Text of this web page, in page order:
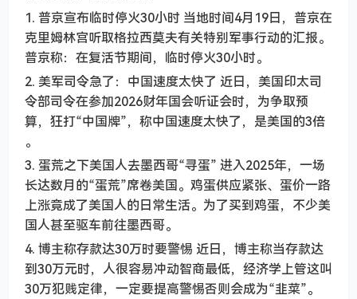
1. 普京宣布临时停火30小时 当地时间4月19日，普京在
克里姆林宫听取格拉西莫夫有关特别军事行动的汇报。
普京称：在复活节期间，临时停火30小时。
2. 美军司令急了：中国速度太快了 近日，美国印太司
令部司令在参加2026财年国会听证会时，为争取预
算，狂打“中国牌”，称中国速度太快了，是美国的3倍
。
3. 蛋荒之下美国人去墨西哥“寻蛋” 进入2025年，一场
长达数月的“蛋荒”席卷美国。鸡蛋供应紧张、蛋价一路
上涨竟成了美国人的日常生活。为了买到鸡蛋，不少美
国人甚至驱车前往墨西哥。
4. 博主称存款达30万时要警惕 近日，博主称当存款达
到30万元时，人很容易冲动智商最低，经济学上管这叫
30万犯贱定律，一定要提高警惕否则会成为“韭菜”。